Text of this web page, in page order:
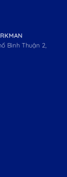
Bình Thuận 2,